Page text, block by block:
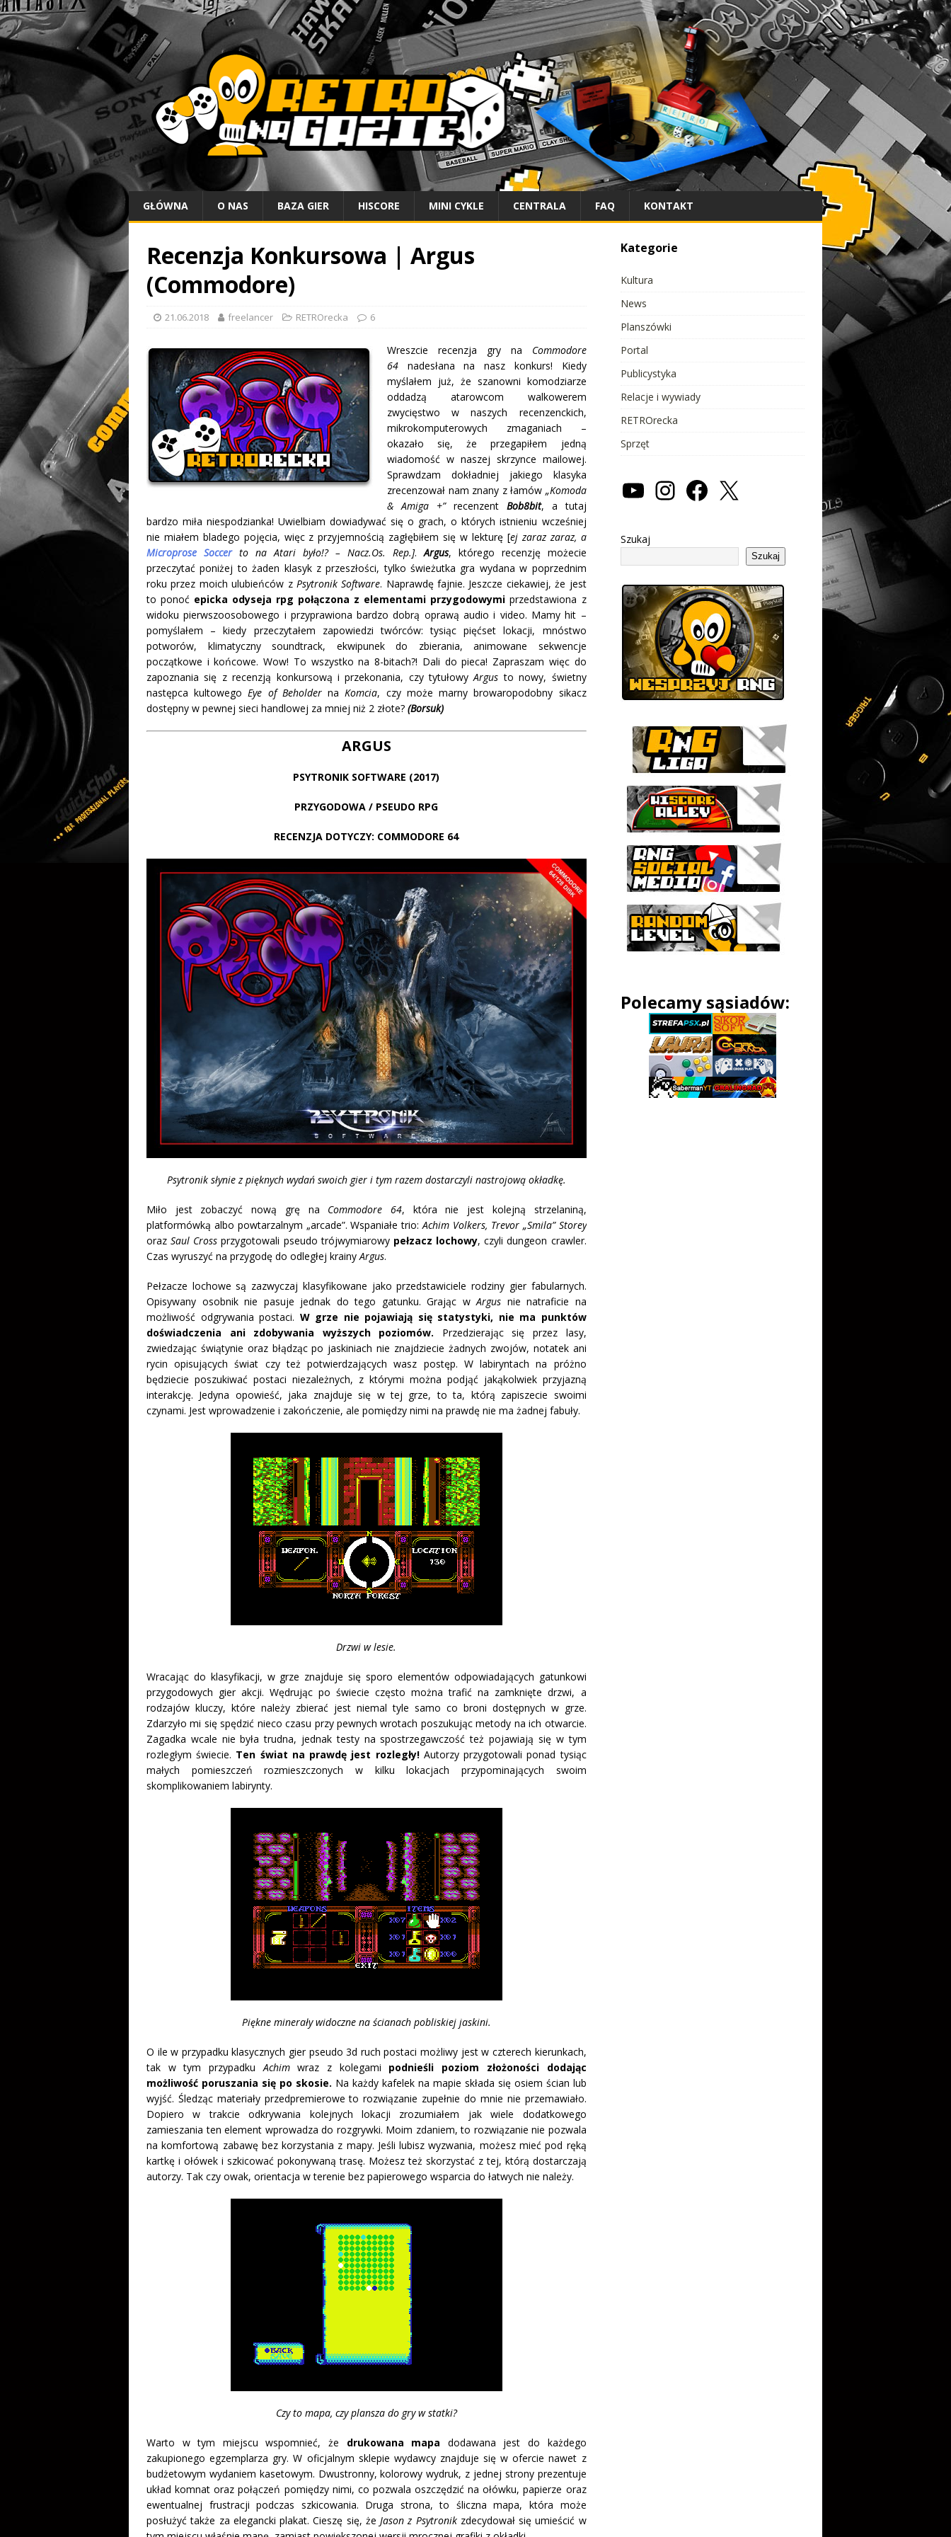
GŁÓWNA O NAS BAZA GIER HISCORE MINI CYKLE CENTRALA FAQ KONTAKT
Recenzja Konkursowa | Argus
(Commodore)
21.06.2018 freelancer RETROrecka 6
Wreszcie recenzja gry na Commodore
64 nadesłana na nasz konkurs! Kiedy
myślałem już, że szanowni komodziarze
oddadzą atarowcom walkowerem
zwycięstwo w naszych recenzenckich,
mikrokomputerowych zmaganiach –
okazało się, że przegapiłem jedną
wiadomość w naszej skrzynce mailowej.
Sprawdzam dokładniej jakiego klasyka
zrecenzował nam znany z łamów „Komoda
& Amiga +”recenzent Bob8bit, a tutaj
bardzo miła niespodzianka! Uwielbiam dowiadywać się o grach, o których istnieniu wcześniej
nie miałem bladego pojęcia, więc z przyjemnością zagłębiłem się w lekturę [ej zaraz zaraz, a
Microprose Soccerto na Atari było!? – Nacz.Os. Rep.].Argus, którego recenzję możecie
przeczytać poniżej to żaden klasyk z przeszłości, tylko świeżutka gra wydana w poprzednim
roku przez moich ulubieńców z Psytronik Software. Naprawdę fajnie. Jeszcze ciekawiej, że jest
to ponoć epicka odyseja rpg połączona z elementami przygodowymi przedstawiona z
widoku pierwszoosobowego i przyprawiona bardzo dobrą oprawą audio i video. Mamy hit –
pomyślałem – kiedy przeczytałem zapowiedzi twórców: tysiąc pięćset lokacji, mnóstwo
potworów, klimatyczny soundtrack, ekwipunek do zbierania, animowane sekwencje
początkowe i końcowe. Wow! To wszystko na 8-bitach?! Dali do pieca! Zapraszam więc do
zapoznania się z recenzją konkursową i przekonania, czy tytułowyArgus to nowy, świetny
następca kultowego Eye of Beholderna Komcia, czy może marny browaropodobny sikacz
dostępny w pewnej sieci handlowej za mniej niż 2 złote? (Borsuk)
ARGUS
PSYTRONIK SOFTWARE (2017)
PRZYGODOWA / PSEUDO RPG
RECENZJA DOTYCZY: COMMODORE 64
Psytronik słynie z pięknych wydań swoich gier i tym razem dostarczyli nastrojową okładkę.
Miło jest zobaczyć nową grę na Commodore 64, która nie jest kolejną strzelaniną,
platformówką albo powtarzalnym „arcade”. Wspaniałe trio:Achim Volkers, Trevor „Smila” Storey
orazSaul Cross przygotowali pseudo trójwymiarowy pełzacz lochowy, czyli dungeon crawler.
Czas wyruszyć na przygodę do odległej krainyArgus.
Pełzacze lochowe są zazwyczaj klasyfikowane jako przedstawiciele rodziny gier fabularnych.
Opisywany osobnik nie pasuje jednak do tego gatunku. Grając wArgus nie natraficie na
możliwość odgrywania postaci. W grze nie pojawiają się statystyki, nie ma punktów
doświadczenia ani zdobywania wyższych poziomów. Przedzierając się przez lasy,
zwiedzając świątynie oraz błądząc po jaskiniach nie znajdziecie żadnych zwojów, notatek ani
rycin opisujących świat czy też potwierdzających wasz postęp. W labiryntach na próżno
będziecie poszukiwać postaci niezależnych, z którymi można podjąć jakąkolwiek przyjazną
interakcję. Jedyna opowieść, jaka znajduje się w tej grze, to ta, którą zapiszecie swoimi
czynami. Jest wprowadzenie i zakończenie, ale pomiędzy nimi na prawdę nie ma żadnej fabuły.
Drzwi w lesie.
Wracając do klasyfikacji, w grze znajduje się sporo elementów odpowiadających gatunkowi
przygodowych gier akcji. Wędrując po świecie często można trafić na zamknięte drzwi, a
rodzajów kluczy, które należy zbierać jest niemal tyle samo co broni dostępnych w grze.
Zdarzyło mi się spędzić nieco czasu przy pewnych wrotach poszukując metody na ich otwarcie.
Zagadka wcale nie była trudna, jednak testy na spostrzegawczość też pojawiają się w tym
rozległym świecie. Ten świat na prawdę jest rozległy!Autorzy przygotowali ponad tysiąc
małych pomieszczeń rozmieszczonych w kilku lokacjach przypominających swoim
skomplikowaniem labirynty.
Piękne minerały widoczne na ścianach pobliskiej jaskini.
O ile w przypadku klasycznych gier pseudo 3d ruch postaci możliwy jest w czterech kierunkach,
tak w tym przypadkuAchimwraz z kolegami podnieśli poziom złożoności dodając
możliwość poruszania się po skosie. Na każdy kafelek na mapie składa się osiem ścian lub
wyjść. Śledząc materiały przedpremierowe to rozwiązanie zupełnie do mnie nie przemawiało.
Dopiero w trakcie odkrywania kolejnych lokacji zrozumiałem jak wiele dodatkowego
zamieszania ten element wprowadza do rozgrywki. Moim zdaniem, to rozwiązanie nie pozwala
na komfortową zabawę bez korzystania z mapy. Jeśli lubisz wyzwania, możesz mieć pod ręką
kartkę i ołówek i szkicować pokonywaną trasę. Możesz też skorzystać z tej, którą dostarczają
autorzy. Tak czy owak, orientacja w terenie bez papierowego wsparcia do łatwych nie należy.
Czy to mapa, czy plansza do gry w statki?
Warto w tym miejscu wspomnieć, że drukowana mapa dodawana jest do każdego
zakupionego egzemplarza gry. W oficjalnym sklepie wydawcy znajduje się w ofercie nawet z
budżetowym wydaniem kasetowym. Dwustronny, kolorowy wydruk, z jednej strony prezentuje
układ komnat oraz połączeń pomiędzy nimi, co pozwala oszczędzić na ołówku, papierze oraz
ewentualnej frustracji podczas szkicowania. Druga strona, to śliczna mapa, która może
posłużyć także za elegancki plakat. Cieszę się, żeJason z Psytronikzdecydował się umieścić w
Kategorie
Kultura
News
Planszówki
Portal
Publicystyka
Relacje i wywiady
RETROrecka
Sprzęt
Szukaj
Szukaj
Polecamy sąsiadów: